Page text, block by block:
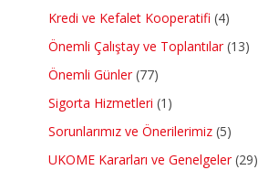
Kredi ve Kefalet Kooperatifi (4)
Önemli Çalıştay ve Toplantılar(13)
Önemli Günler(77)
Sigorta Hizmetleri (1)
Sorunlarımız ve Önerilerimiz (5)
UKOME Kararları ve Genelgeler(29)